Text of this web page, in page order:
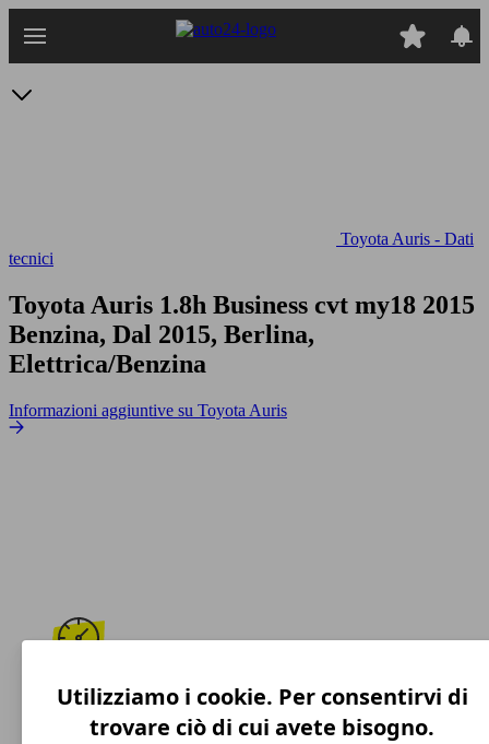
Toyota Auris - Dati
tecnici
Toyota Auris 1.8h Business cvt my18 2015
Benzina, Dal 2015, Berlina,
Elettrica/Benzina
Informazioni aggiuntive su Toyota Auris
180 km/h
Velocità massima
Utilizziamo i cookie. Per consentirvi di
trovare ciò di cui avete bisogno.